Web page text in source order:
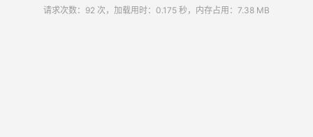
请求次数：92 次，加载用时：0.175 秒，内存占用：7.38 MB